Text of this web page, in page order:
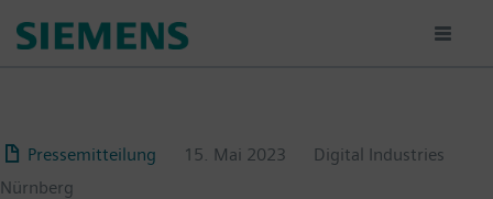
para
Pressemitteilung
15. Mai 2023
Digital Industries
Nürnberg